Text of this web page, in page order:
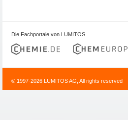
Die Fachportale von LUMITOS
© 1997-2026 LUMITOS AG, All rights reserved